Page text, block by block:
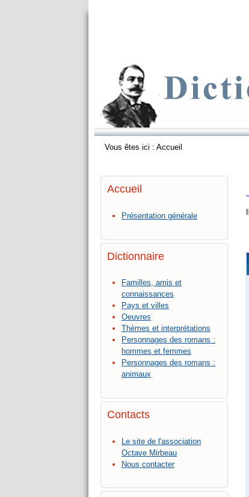
Vous êtes ici : Accueil
Accueil
Présentation générale
Dictionnaire
Familles, amis et
connaissances
Pays et villes
Oeuvres
Thèmes et interprétations
Personnages des romans :
hommes et femmes
Personnages des romans :
animaux
Contacts
Le site de l'association
Octave Mirbeau
Nous contacter